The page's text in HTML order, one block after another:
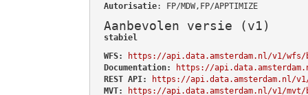
Autorisatie: FP/MDW,FP/APPTIMIZE
Aanbevolen versie (v1)
stabiel
WFS:
https://api.data.amsterdam.nl/v1/wfs/
Documentation:
https://
REST API:
https://api.data.amsterdam.nl/
MVT:
https://api.data.amsterdam.nl/v1/mvt/